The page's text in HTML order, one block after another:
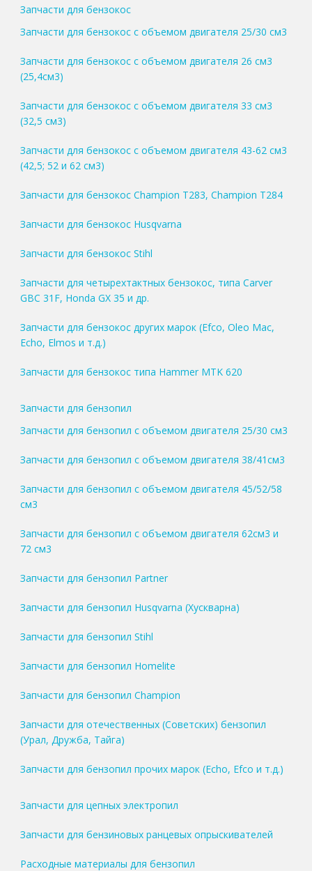
Запчасти для бензокос
Запчасти для бензокос с объемом двигателя 25/30 см3
Запчасти для бензокос с объемом двигателя 26 см3
(25,4см3)
Запчасти для бензокос с объемом двигателя 33 см3
(32,5 см3)
Запчасти для бензокос с объемом двигателя 43-62 см3
(42,5; 52 и 62 см3)
Запчасти для бензокос Champion T283, Champion T284
Запчасти для бензокос Husqvarna
Запчасти для бензокос Stihl
Запчасти для четырехтактных бензокос, типа Carver
GBC 31F, Honda GX 35 и др.
Запчасти для бензокос других марок (Efco, Oleo Mac,
Echo, Elmos и т.д.)
Запчасти для бензокос типа Hammer MTK 620
Запчасти для бензопил
Запчасти для бензопил с объемом двигателя 25/30 см3
Запчасти для бензопил с объемом двигателя 38/41см3
Запчасти для бензопил с объемом двигателя 45/52/58
см3
Запчасти для бензопил с объемом двигателя 62см3 и
72 см3
Запчасти для бензопил Partner
Запчасти для бензопил Husqvarna (Хускварна)
Запчасти для бензопил Stihl
Запчасти для бензопил Homelite
Запчасти для бензопил Champion
Запчасти для отечественных (Советских) бензопил
(Урал, Дружба, Тайга)
Запчасти для бензопил прочих марок (Echo, Efco и т.д.)
Запчасти для цепных электропил
Запчасти для бензиновых ранцевых опрыскивателей
Расходные материалы для бензопил